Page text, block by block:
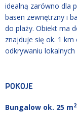
idealną zarówno dla
basen zewnętrzny i
do plaży. Obiekt ma
znajduje się ok. 1
odkrywaniu lokalnych
POKOJE
Bungalow ok. 25 m2